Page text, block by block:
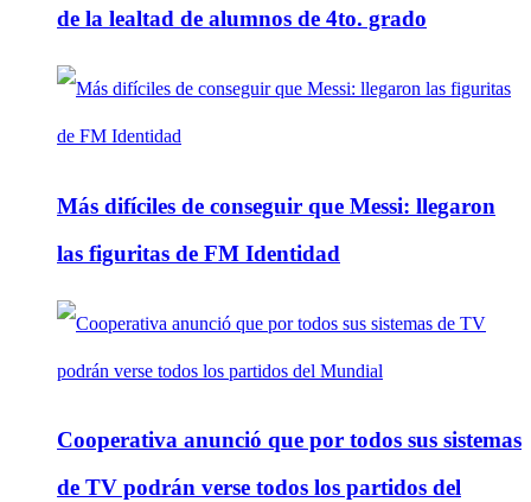
de la lealtad de alumnos de 4to. grado
Más difíciles de conseguir que Messi: llegaron
las figuritas de FM Identidad
Cooperativa anunció que por todos sus sistemas
de TV podrán verse todos los partidos del